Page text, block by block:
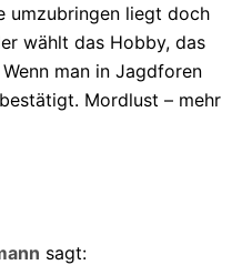
umzubringen liegt doch
wählt das Hobby, das
man in Jagdforen
Mordlust – mehr
sagt: